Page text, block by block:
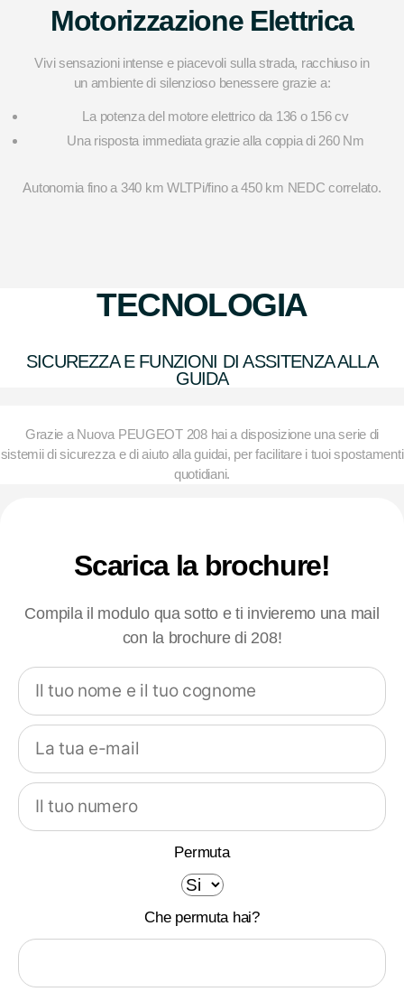
Motorizzazione Elettrica
Vivi sensazioni intense e piacevoli sulla strada, racchiuso in
un ambiente di silenzioso benessere grazie a:
La potenza del motore elettrico da 136 o 156 cv
Una risposta immediata grazie alla coppia di 260 Nm
Autonomia fino a 340 km WLTPi/fino a 450 km NEDC correlato.
TECNOLOGIA
SICUREZZA E FUNZIONI DI ASSITENZA ALLA
GUIDA
Grazie a Nuova PEUGEOT 208 hai a disposizione una serie di
sistemiidi sicurezza e di aiuto alla guidai, per facilitare i tuoi spostamenti
quotidiani.
Scarica la brochure!
Compila il modulo qua sotto e ti invieremo una mail
con la brochure di 208!
Permuta
Che permuta hai?